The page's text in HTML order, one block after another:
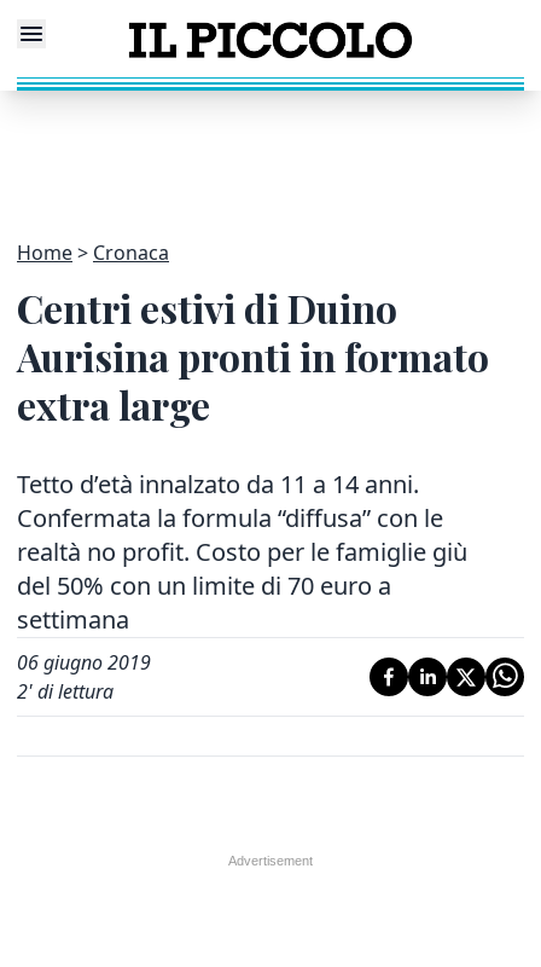
Home Cronaca
Centri estivi di Duino
Aurisina pronti in formato
extra large
Tetto d’età innalzato da 11 a 14 anni.
Confermata la formula “diffusa” con le
realtà no profit. Costo per le famiglie giù
del 50% con un limite di 70 euro a
settimana
06 giugno 2019
2' di lettura